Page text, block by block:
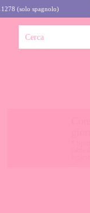
(solo spagnolo)